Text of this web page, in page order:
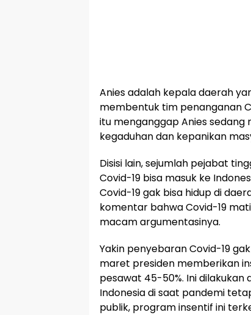
Anies adalah kepala daerah
membentuk tim penanganan
itu menganggap Anies
kegaduhan dan kepanikan
Disisi lain, sejumlah pejabat
Covid-19 bisa masuk ke
Covid-19 gak bisa hidup di
komentar bahwa Covid-19
macam argumentasinya.
Yakin penyebaran Covid-19
maret presiden memberikan
pesawat 45-50%. Ini dilakukan
Indonesia di saat pandemi
publik, program insentif ini